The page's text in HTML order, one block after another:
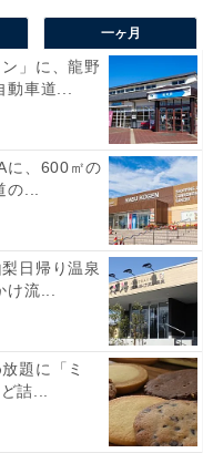
一ヶ月
」に、龍野
車道...
に、600㎡の
...
日帰り温泉
流...
題に「ミ
詰...